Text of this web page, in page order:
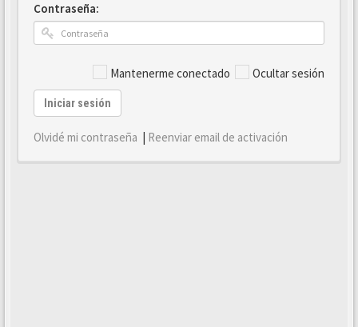
Contraseña:
Mantenerme conectado Ocultar sesión
Iniciar sesión
Olvidé mi contraseña | Reenviar email de activación